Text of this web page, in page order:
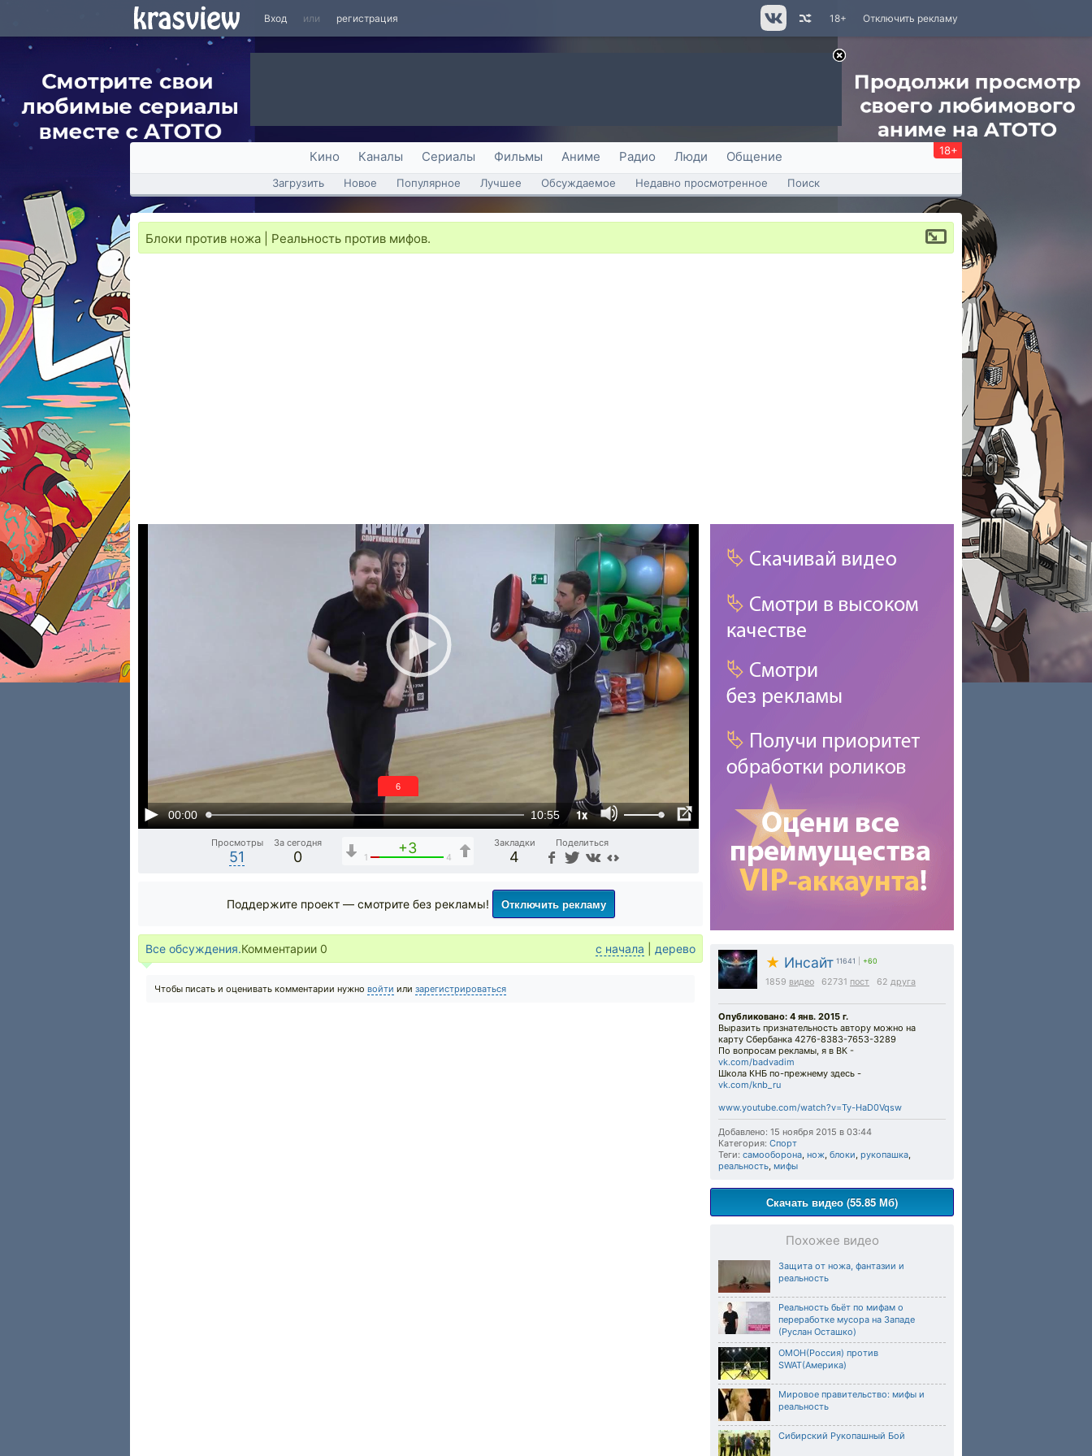
Вход или регистрация Отключить рекламу
18+
Кино Каналы Сериалы Фильмы Аниме Радио Люди Общение 18+
Загрузить Новое Популярное Лучшее Обсуждаемое Недавно просмотренное Поиск
Блоки против ножа | Реальность против мифов.
00:00 10:55 1x
5
Просмотры
51
За сегодня
0
+3
1 4
Закладки
4
Поделиться
★ Инсайт 11641 +60
1859 видео 62731 пост 62 друга
Опубликовано: 4 янв. 2015 г.
Выразить признательность автору можно на
карту Cбербанка 4276-8383-7653-3289
По вопросам рекламы, я в ВК -
vk.com/badvadim
Школа КНБ по-прежнему здесь -
vk.com/knb_ru
www.youtube.com/watch?v=Ty-HaD0Vqsw
Добавлено: 15 ноября 2015 в 03:44
Категория: Спорт
Теги: самооборона, нож, блоки, рукопашка,
реальность, мифы
Скачать видео (55.85 Мб)
Похожее видео
Защита от ножа, фантазии и
реальность
Реальность бьёт по мифам о
переработке мусора на Западе
(Руслан Осташко)
ОМОН(Россия) против
SWAT(Америка)
Мировое правительство: мифы и
реальность
Сибирский Рукопашный Бой
Поддержите проект — смотрите без рекламы! Отключить рекламу
Все обсуждения.Комментарии 0 с начала дерево
Чтобы писать и оценивать комментарии нужно войти или зарегистрироваться